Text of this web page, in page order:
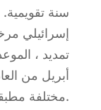
سنة
إسرائيلي
أبريل من
مختلفة مطبقة حسب الدخل.